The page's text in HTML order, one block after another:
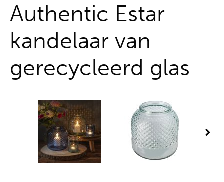
Authentic Estar
kandelaar van
gerecycleerd glas